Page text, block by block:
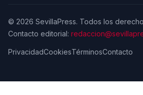
© 2026 SevillaPress. Todos los
Contacto editorial:
PrivacidadCookiesTérminosContacto